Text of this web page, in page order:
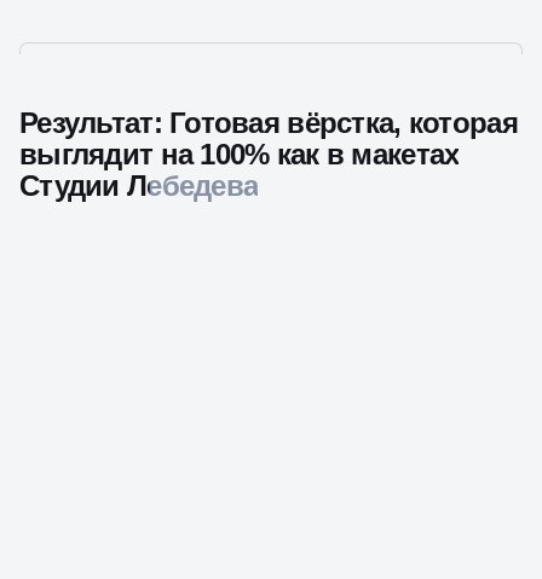
Результат: Готовая вёрстка, которая
выглядит на 100% как в макетах
Студии Лебедева